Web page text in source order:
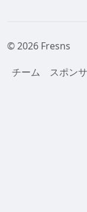
© 2026 Fresns
チーム
スポン